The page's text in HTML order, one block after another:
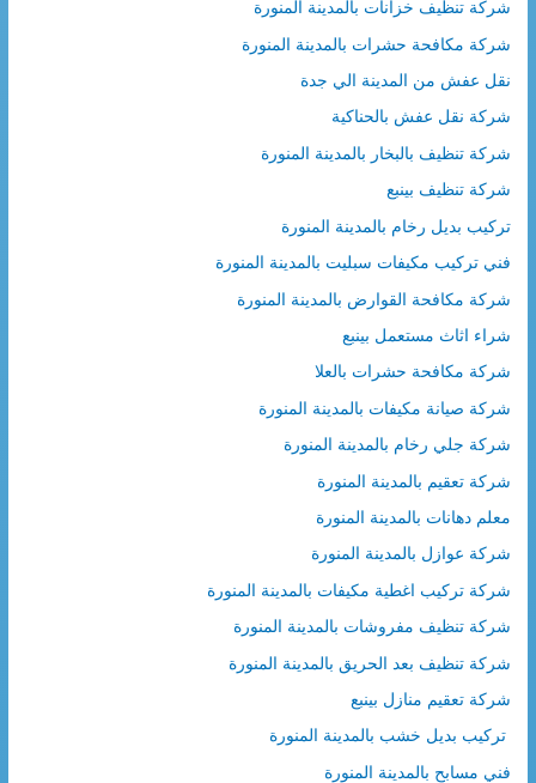
شركة تنظيف خزانات بالمدينة المنورة
شركة مكافحة حشرات بالمدينة المنورة
نقل عفش من المدينة الي جدة
شركة نقل عفش بالحناكية
شركة تنظيف بالبخار بالمدينة المنورة
شركة تنظيف بينبع
تركيب بديل رخام بالمدينة المنورة
فني تركيب مكيفات سبليت بالمدينة المنورة
شركة مكافحة القوارض بالمدينة المنورة
شراء اثاث مستعمل بينبع
شركة مكافحة حشرات بالعلا
شركة صيانة مكيفات بالمدينة المنورة
شركة جلي رخام بالمدينة المنورة
شركة تعقيم بالمدينة المنورة
معلم دهانات بالمدينة المنورة
شركة عوازل بالمدينة المنورة
شركة تركيب اغطية مكيفات بالمدينة المنورة
شركة تنظيف مفروشات بالمدينة المنورة
شركة تنظيف بعد الحريق بالمدينة المنورة
شركة تعقيم منازل بينبع
تركيب بديل خشب بالمدينة المنورة
فني مسابح بالمدينة المنورة